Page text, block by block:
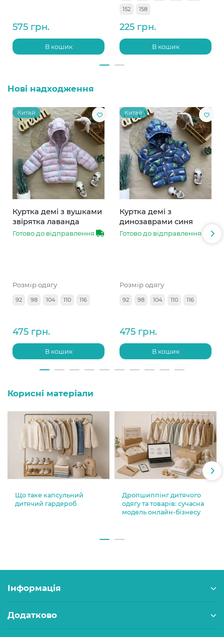
575 грн.
В кошик
152
158
225 грн.
В кошик
Нові надходження
Китай
Куртка демі з вушками
звірятка лаванда
Готово до відправлення
Розмір одягу
92 98 104 110 116
475 грн.
В кошик
Китай
Куртка демі з
динозаврами синя
Готово до відправлення
Розмір одягу
92 98 104 110 116
475 грн.
В кошик
Корисні матеріали
Що таке капсульний
дитячий гардероб
Дропшиппінг дитячого
одягу та товарів: сучасна
модель онлайн-бізнесу
Інформація
Додатково